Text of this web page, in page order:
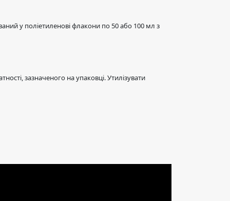
у поліетиленові флакони по 50 або 100 мл з
зазначеного на упаковці. Утилізувати